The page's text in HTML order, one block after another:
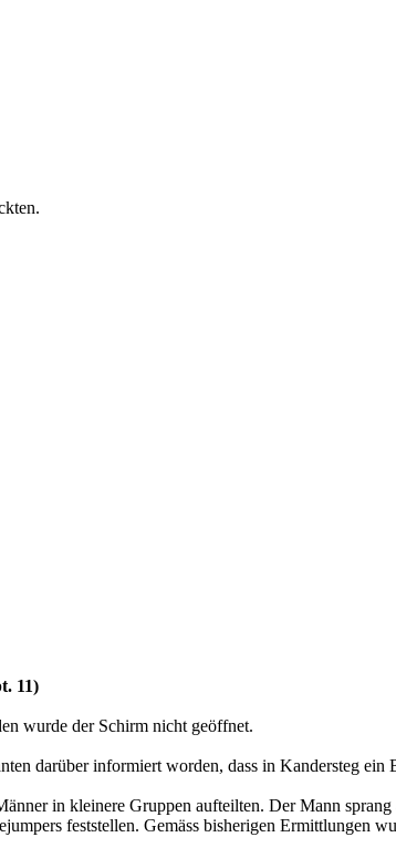
11)
wurde der Schirm nicht geöffnet.
darüber informiert worden, dass in Kandersteg ein
in kleinere Gruppen aufteilten. Der Mann
feststellen. Gemäss bisherigen Ermittlungen